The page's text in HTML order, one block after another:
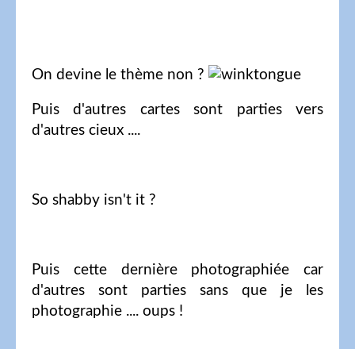
On devine le thème non ?
Puis d'autres cartes sont parties vers
d'autres cieux ....
So shabby isn't it ?
Puis cette dernière photographiée car
d'autres sont parties sans que je les
photographie .... oups !